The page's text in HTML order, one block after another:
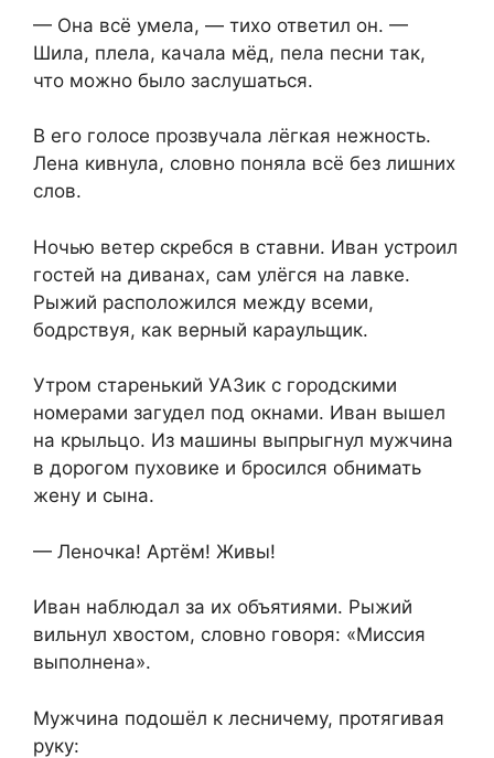
— Она всё умела, — тихо ответил он. —
Шила, плела, качала мёд, пела песни так,
что можно было заслушаться.
В его голосе прозвучала лёгкая нежность.
Лена кивнула, словно поняла всё без лишних
слов.
Ночью ветер скребся в ставни. Иван устроил
гостей на диванах, сам улёгся на лавке.
Рыжий расположился между всеми,
бодрствуя, как верный караульщик.
Утром старенький УАЗик с городскими
номерами загудел под окнами. Иван вышел
на крыльцо. Из машины выпрыгнул мужчина
в дорогом пуховике и бросился обнимать
жену и сына.
— Леночка! Артём! Живы!
Иван наблюдал за их объятиями. Рыжий
вильнул хвостом, словно говоря: «Миссия
выполнена».
Мужчина подошёл к лесничему, протягивая
руку: